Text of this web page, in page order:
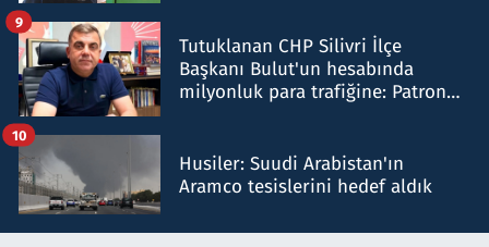
Tutuklanan CHP Silivri İlçe
Başkanı Bulut'un hesabında
milyonluk para trafiğine: Patron
9
Husiler: Suudi Arabistan'ın
Aramco tesislerini hedef aldık
10